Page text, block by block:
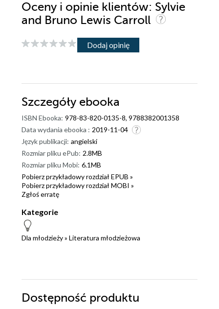
Oceny i opinie klientów: Sylvie
and Bruno Lewis Carroll
Dodaj opinię
Szczegóły ebooka
ISBN Ebooka: 978-83-820-0135-8, 9788382001358
Data wydania ebooka : 2019-11-04
Język publikacji: angielski
Rozmiar pliku ePub: 2.8MB
Rozmiar pliku Mobi: 6.1MB
Pobierz przykładowy rozdział EPUB »
Pobierz przykładowy rozdział MOBI »
Zgłoś erratę
Kategorie
Dla młodzieży» Literatura młodzieżowa
Dostępność produktu